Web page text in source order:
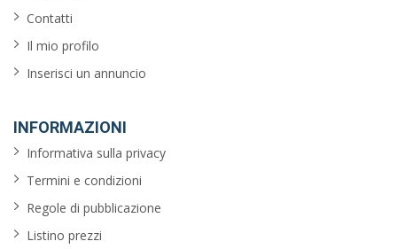
Contatti
Il mio profilo
Inserisci un annuncio
INFORMAZIONI
Informativa sulla privacy
Termini e condizioni
Regole di pubblicazione
Listino prezzi